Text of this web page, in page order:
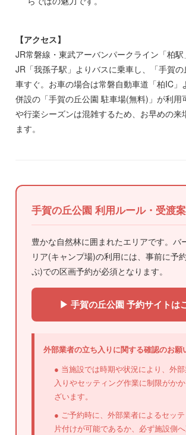
【アクセス】
JR常磐線・東武アーバンパークライン「柏
JR「我孫子駅」よりバスに乗車し、「手賀
車すぐ。お車の場合は常磐自動車道「柏IC」
併設の「手賀の丘公園 駐車場(無料)」が利用
や行楽シーズンは混雑するため、お早めの来
ます。
手賀の丘公園 利用ルール・受渡
豊かな自然林に囲まれたエリアです。バ
リア(キャンプ場)の利用には、事前に予
ぷ)での区画予約が必須となります。
▶ 手賀の丘公園 予約サイトは
外部業者の立ち入りに関する確認のお願
● 当施設では時期や状況により、外
入りやセッティング作業に制限がか
ざいます。
● ご予約時に、外部業者によるセッ
片付けが可能であるか、必ず施設側